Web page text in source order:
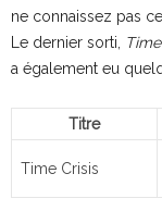
ne connaissez pas
Le dernier sorti,
a également eu
Titre
Time Crisis